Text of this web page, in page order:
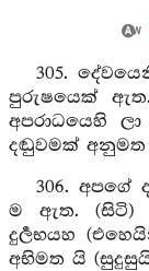
305.
පුරුෂයෙක්
අපරාධයෙහි
දඬුවමක් අනුමත
306.
ම ඇත. (සිටි)
දුර්‍ලභයහ
අභිමත යි